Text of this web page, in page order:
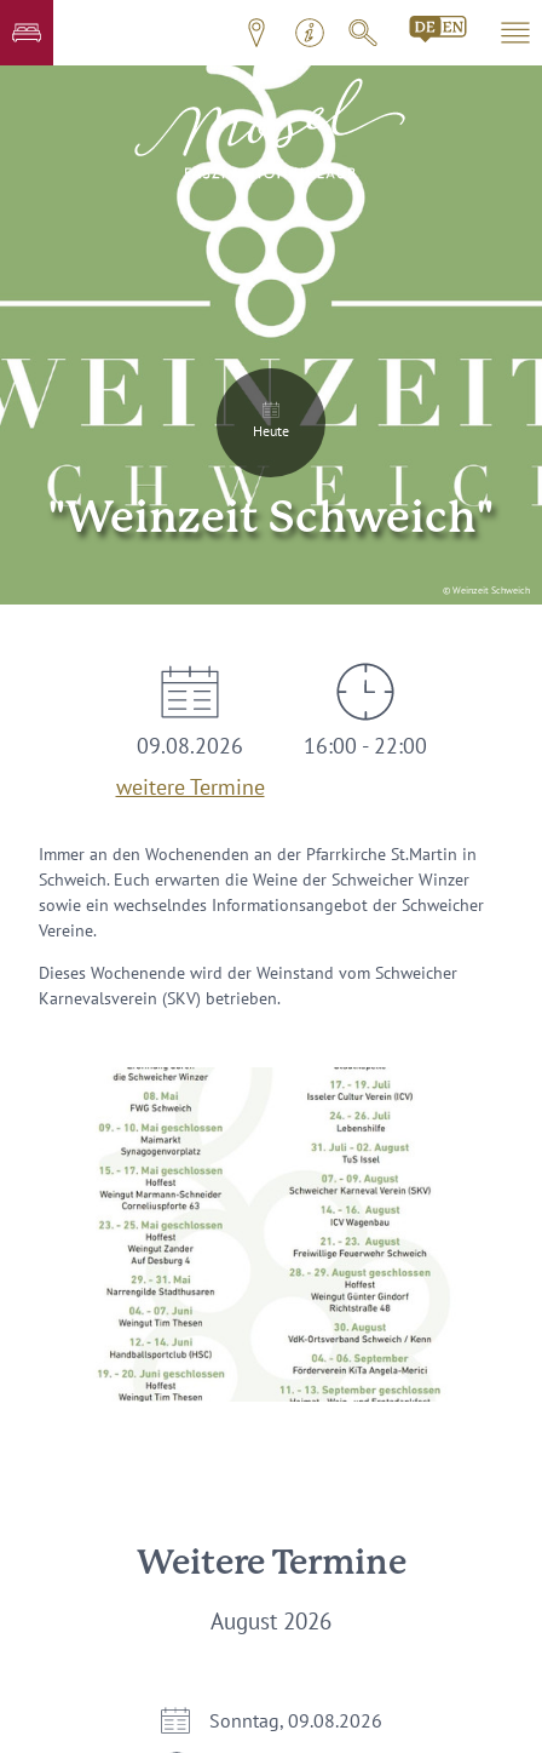
© Weinzeit Schweich
Heute
"Weinzeit Schweich"
09.08.2026
weitere Termine
16:00 - 22:00
Immer an den Wochenenden an der Pfarrkirche St.Martin in
Schweich. Euch erwarten die Weine der Schweicher Winzer
sowie ein wechselndes Informationsangebot der Schweicher
Vereine.
Dieses Wochenende wird der Weinstand vom Schweicher
Karnevalsverein (SKV) betrieben.
Weitere Termine
August 2026
Sonntag, 09.08.2026